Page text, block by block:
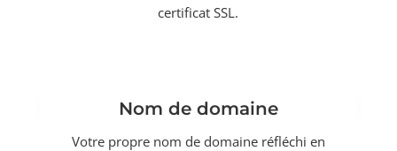
certificat SSL.
Nom de domaine
Votre propre nom de domaine réfléchi en